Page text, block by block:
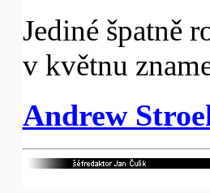
Jediné špatně
v květnu
Andrew